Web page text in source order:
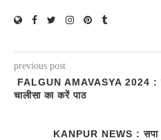
previous post
FALGUN AMAVASYA 2024 :
चालीसा का करें पाठ
KANPUR NEWS : सपा